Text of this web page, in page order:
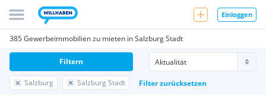
Einloggen
385 Gewerbeimmobilien zu mieten in Salzburg Stadt
Salzburg Salzburg Stadt Filter zurücksetzen
Filtern